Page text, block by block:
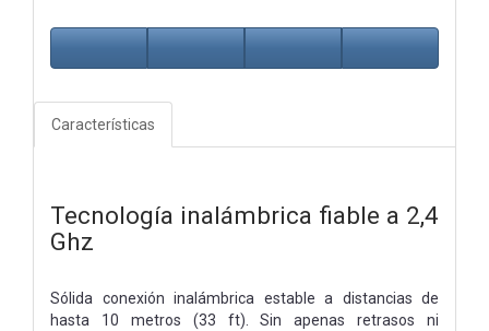
Características
Tecnología inalámbrica fiable a 2,4
Ghz
Sólida conexión inalámbrica estable a distancias de
hasta 10 metros (33 ft). Sin apenas retrasos ni